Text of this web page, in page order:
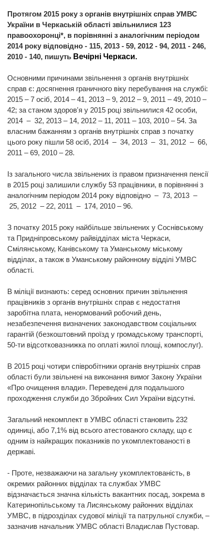
Протягом 2015 року з органів внутрішніх справ УМВС
України в Черкаській області звільнилися 123
правоохоронці*, в порівнянні з аналогічним періодом
2014 року відповідно - 115, 2013 - 59, 2012 - 94, 2011 - 246,
2010 - 140, пишуть Вечірні Черкаси.
Основними причинами звільнення з органів внутрішніх
справ є: досягнення граничного віку перебування на службі:
2015 – 7 осіб, 2014 – 41, 2013 – 9, 2012 – 9, 2011 – 49, 2010 –
42; за станом здоров'я у 2015 році звільнилися 42 особи,
2014 – 32, 2013 – 14, 2012 – 11, 2011 – 103, 2010 – 54. За
власним бажанням з органів внутрішніх справ з початку
цього року пішли 58 осіб, 2014 – 34, 2013 – 31, 2012 – 66,
2011 – 69, 2010 – 28.
Із загального числа звільнених із правом призначення пенсії
в 2015 році залишили службу 53 працівники, в порівнянні з
аналогічним періодом 2014 року відповідно – 73, 2013 –
25, 2012 – 22, 2011 – 174, 2010 – 96.
З початку 2015 року найбільше звільнених у Соснівському
та Придніпровському райвідділах міста Черкаси,
Смілянському, Канівському та Уманському міському
відділах, а також в Уманському районному відділі УМВС
області.
В міліції визнають: серед основних причин звільнення
працівників з органів внутрішніх справ є недостатня
заробітна плата, ненормований робочий день,
незабезпечення визначених законодавством соціальних
гарантій (безкоштовний проїзд у громадському транспорті,
50-ти відсотковазнижка по оплаті жилої площі, компослуг).
В 2015 році чотири співробітники органів внутрішніх справ
області були звільнені на виконання вимог Закону України
«Про очищення влади». Переведені для подальшого
проходження служби до Збройних Сил України відсутні.
Загальний некомплект в УМВС області становить 232
одиниці, або 7,1% від всього атестованого складу, що є
одним із найкращих показників по укомплектованості в
державі.
- Проте, незважаючи на загальну укомплектованість, в
окремих районних відділах та службах УМВС
відзначається значна кількість вакантних посад, зокрема в
Катеринопільському та Лисянському районних відділах
УМВС, в підрозділах судової міліції та патрульної служби, –
зазначив начальник УМВС області Владислав Пустовар.